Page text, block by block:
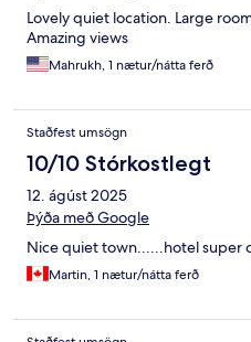
Lovely quiet location. Large
Amazing views
Mahrukh, 1 nætur/nátta ferð
Staðfest umsögn
10/10 Stórkostlegt
12. ágúst 2025
Þýða með Google
Nice quiet town......hotel super
Martin, 1 nætur/nátta ferð